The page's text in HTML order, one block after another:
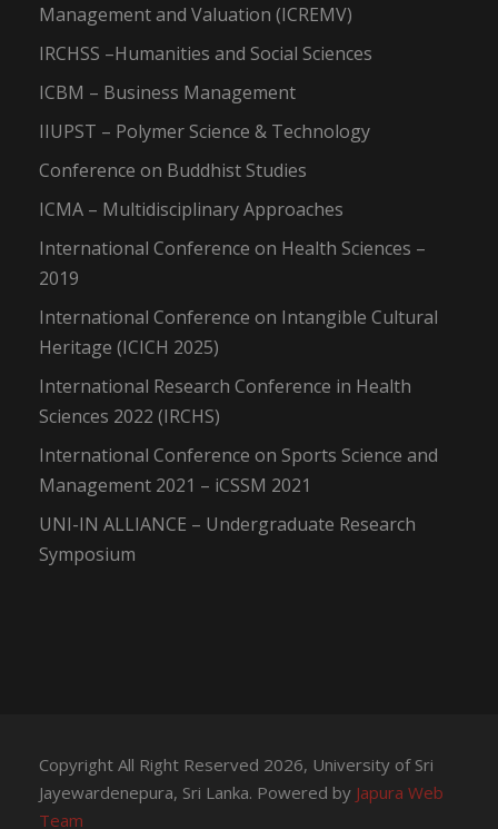
Management and Valuation (ICREMV)
IRCHSS –Humanities and Social Sciences
ICBM – Business Management
IIUPST – Polymer Science & Technology
Conference on Buddhist Studies
ICMA – Multidisciplinary Approaches
International Conference on Health Sciences –
2019
International Conference on Intangible Cultural
Heritage (ICICH 2025)
International Research Conference in Health
Sciences 2022 (IRCHS)
International Conference on Sports Science and
Management 2021 – iCSSM 2021
UNI-IN ALLIANCE – Undergraduate Research
Symposium
Copyright All Right Reserved 2026, University of Sri
Jayewardenepura, Sri Lanka. Powered by Japura Web
Team